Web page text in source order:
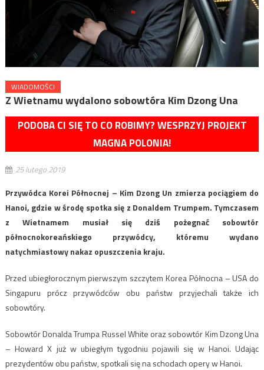
WIADOMOŚCI
Z Wietnamu wydalono sobowtóra Kim Dzong Una
PODOBA CI SIĘ TO CO ROBIMY? WESPRZYJ PROJEKT
MAGNA POLONIA!
25 lutego 2019
Przywódca Korei Północnej – Kim Dzong Un zmierza pociągiem do
Hanoi, gdzie w środę spotka się z Donaldem Trumpem. Tymczasem
z Wietnamem musiał się dziś pożegnać sobowtór
północnokoreańskiego przywódcy, któremu wydano
natychmiastowy nakaz opuszczenia kraju.
Przed ubiegłorocznym pierwszym szczytem Korea Północna – USA do
Singapuru prócz przywódców obu państw przyjechali także ich
sobowtóry.
Sobowtór Donalda Trumpa Russel White oraz sobowtór Kim Dzong Una
– Howard X już w ubiegłym tygodniu pojawili się w Hanoi. Udając
prezydentów obu państw, spotkali się na schodach opery w Hanoi.